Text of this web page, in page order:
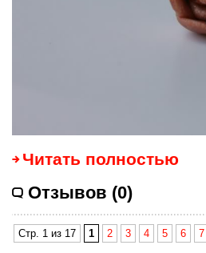
Читать полностью
Отзывов (0)
Стр. 1 из 17 1 2 3 4 5 6 7